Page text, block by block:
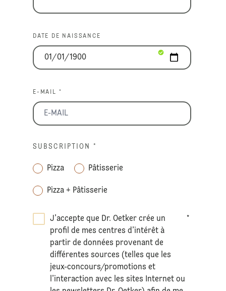
DATE DE NAISSANCE
E-MAIL *
SUBSCRIPTION *
Pizza Pâtisserie
Pizza + Pâtisserie
J’accepte que Dr. Oetker crée un
profil de mes centres d’intérêt à
partir de données provenant de
différentes sources (telles que les
jeux-concours/promotions et
l’interaction avec les sites Internet ou
*